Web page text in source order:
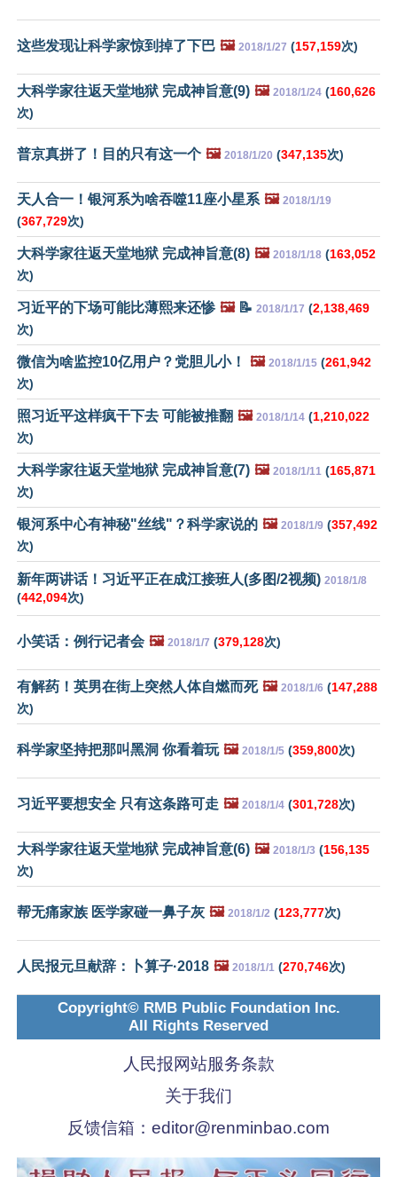
这些发现让科学家惊到掉了下巴 🖼️ 2018/1/27 (157,159次)
大科学家往返天堂地狱 完成神旨意(9) 🖼️ 2018/1/24 (160,626
次)
普京真拼了！目的只有这一个 🖼️ 2018/1/20 (347,135次)
天人合一！银河系为啥吞噬11座小星系 🖼️ 2018/1/19
(367,729次)
大科学家往返天堂地狱 完成神旨意(8) 🖼️ 2018/1/18 (163,052
次)
习近平的下场可能比薄熙来还惨 🖼️📝 2018/1/17 (2,138,469
次)
微信为啥监控10亿用户？党胆儿小！ 🖼️ 2018/1/15 (261,942
次)
照习近平这样疯干下去 可能被推翻 🖼️ 2018/1/14 (1,210,022
次)
大科学家往返天堂地狱 完成神旨意(7) 🖼️ 2018/1/11 (165,871
次)
银河系中心有神秘"丝线"？科学家说的 🖼️ 2018/1/9 (357,492
次)
新年两讲话！习近平正在成江接班人(多图/2视频) 2018/1/8
(442,094次)
小笑话：例行记者会 🖼️ 2018/1/7 (379,128次)
有解药！英男在街上突然人体自燃而死 🖼️ 2018/1/6 (147,288
次)
科学家坚持把那叫黑洞 你看着玩 🖼️ 2018/1/5 (359,800次)
习近平要想安全 只有这条路可走 🖼️ 2018/1/4 (301,728次)
大科学家往返天堂地狱 完成神旨意(6) 🖼️ 2018/1/3 (156,135
次)
帮无痛家族 医学家碰一鼻子灰 🖼️ 2018/1/2 (123,777次)
人民报元旦献辞：卜算子·2018 🖼️ 2018/1/1 (270,746次)
Copyright© RMB Public Foundation Inc.
All Rights Reserved
人民报网站服务条款
关于我们
反馈信箱： editor@renminbao.com